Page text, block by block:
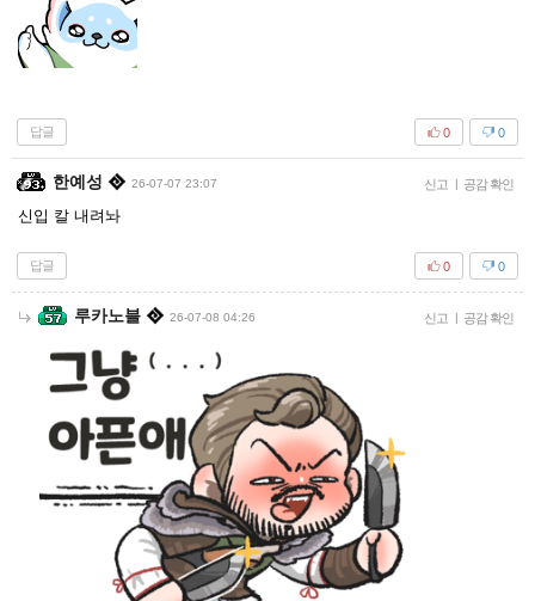
답글 0
0
한예성 26-07-07 23:07 신고 | 공감 확인
신입 칼 내려놔
답글 0
0
루카노블 26-07-08 04:26 신고 | 공감 확인